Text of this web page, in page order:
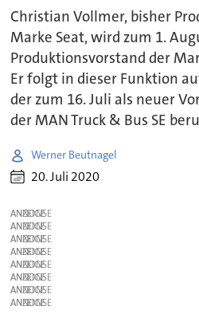
Christian Vollmer, bisher
Marke Seat, wird zum 1.
Produktionsvorstand der
Er folgt in dieser Funktion
der zum 16. Juli als neuer
der MAN Truck & Bus SE
Werner Beutnagel
20. Juli 2020
ANZEIGE
ANZEIGE
ANZEIGE
ANZEIGE
ANZEIGE
ANZEIGE
ANZEIGE
ANZEIGE